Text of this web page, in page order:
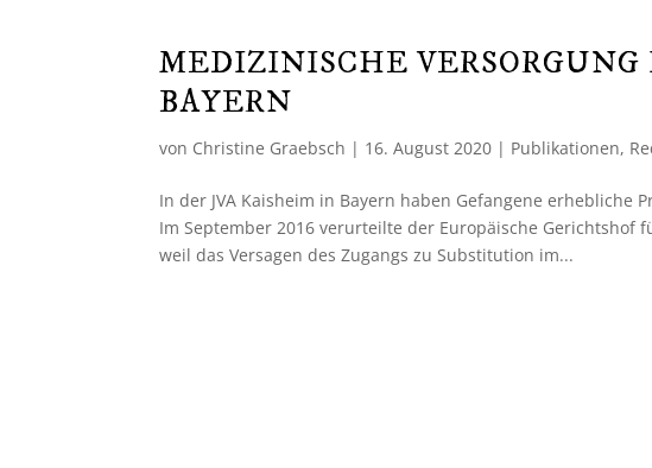
MEDIZINISCHE
BAYERN
von Christine Graebsch | 16. August 2020 | Publikationen,
In der JVA Kaisheim in Bayern haben Gefangene erhebliche
Im September 2016 verurteilte der Europäische
weil das Versagen des Zugangs zu Substitution im...